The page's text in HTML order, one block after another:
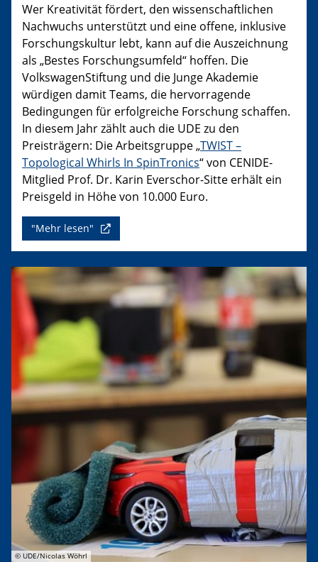
Wer Kreativität fördert, den wissenschaftlichen
Nachwuchs unterstützt und eine offene, inklusive
Forschungskultur lebt, kann auf die Auszeichnung
als „Bestes Forschungsumfeld“ hoffen. Die
VolkswagenStiftung und die Junge Akademie
würdigen damit Teams, die hervorragende
Bedingungen für erfolgreiche Forschung schaffen.
In diesem Jahr zählt auch die UDE zu den
Preisträgern: Die Arbeitsgruppe „TWIST –
Topological Whirls In SpinTronics“ von CENIDE-
Mitglied Prof. Dr. Karin Everschor-Sitte erhält ein
Preisgeld in Höhe von 10.000 Euro.
"Mehr lesen"
© UDE/Nicolas Wöhrl